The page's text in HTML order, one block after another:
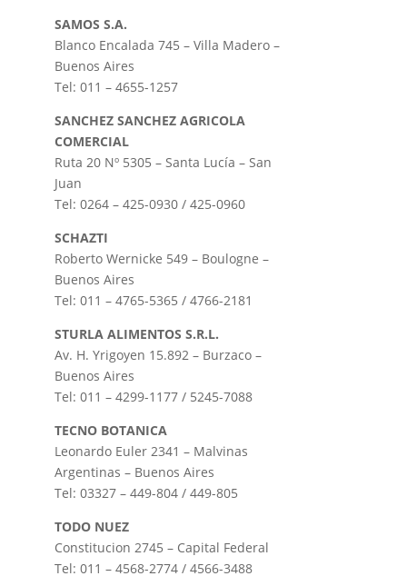
SAMOS S.A.
Blanco Encalada 745 – Villa Madero –
Buenos Aires
Tel: 011 – 4655-1257
SANCHEZ SANCHEZ AGRICOLA
COMERCIAL
Ruta 20 Nº 5305 – Santa Lucía – San
Juan
Tel: 0264 – 425-0930 / 425-0960
SCHAZTI
Roberto Wernicke 549 – Boulogne –
Buenos Aires
Tel: 011 – 4765-5365 / 4766-2181
STURLA ALIMENTOS S.R.L.
Av. H. Yrigoyen 15.892 – Burzaco –
Buenos Aires
Tel: 011 – 4299-1177 / 5245-7088
TECNO BOTANICA
Leonardo Euler 2341 – Malvinas
Argentinas – Buenos Aires
Tel: 03327 – 449-804 / 449-805
TODO NUEZ
Constitucion 2745 – Capital Federal
Tel: 011 – 4568-2774 / 4566-3488